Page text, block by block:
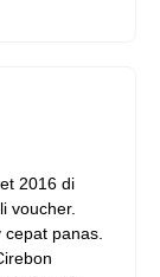
2016 di
voucher.
cepat panas.